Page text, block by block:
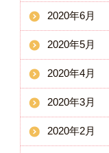
2020年6月
2020年5月
2020年4月
2020年3月
2020年2月